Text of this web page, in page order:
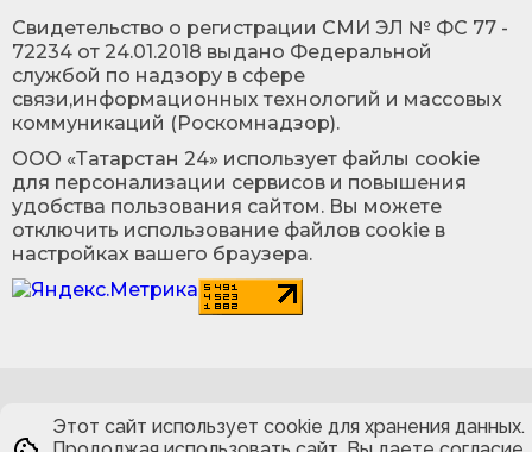
Cвидетельство о регистрации СМИ ЭЛ № ФС 77 -
72234 от 24.01.2018 выдано Федеральной
службой по надзору в сфере
связи,информационных технологий и массовых
коммуникаций (Роскомнадзор).
ООО «Татарстан 24» использует файлы cookie
для персонализации сервисов и повышения
удобства пользования сайтом. Вы можете
отключить использование файлов cookie в
настройках вашего браузера.
Этот сайт использует cookie для хранения данных.